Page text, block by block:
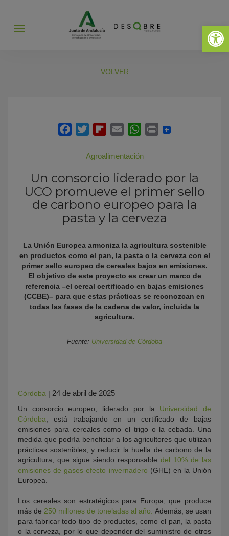
Abrir
Abrir
VOLVER
Agroalimentación
Un consorcio liderado por la
UCO promueve el primer sello
de carbono europeo para la
pasta y la cerveza
La Unión Europea armoniza la agricultura sostenible
en productos como el pan, la pasta o la cerveza con el
primer sello europeo de cereales bajos en emisiones.
El objetivo de este proyecto es crear un marco de
referencia –el cereal certificado en bajas emisiones
(CCBE)– para que estas prácticas se reconozcan en
todas las fases de la cadena de valor, incluida la
agricultura.
Fuente: Universidad de Córdoba
Córdoba | 24 de abril de 2025
Un consorcio europeo, liderado por la Universidad de
Córdoba , está trabajando en un certificado de bajas
emisiones para cereales como el trigo o la cebada. Una
medida que podría beneficiar a los agricultores que utilizan
prácticas sostenibles, y reducir la huella de carbono de la
agricultura, que sigue siendo responsable del 10% de las
emisiones de gases efecto invernadero (GHE) en la Unión
Europea.
Los cereales son estratégicos para Europa, que produce
más de 250 millones de toneladas al año. Además, se usan
para fabricar todo tipo de productos, como el pan, la pasta
o la cerveza, por lo que depender del suministro de otros